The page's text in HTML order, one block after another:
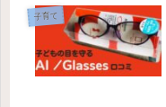
子育て